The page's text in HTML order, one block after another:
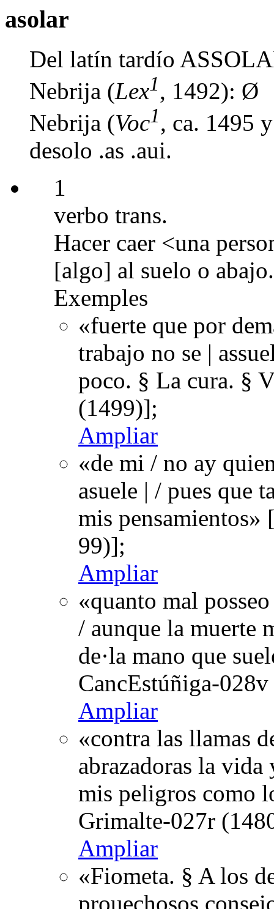
asolar
Del latín tardío
Nebrija (Lex1, 1492): Ø
Nebrija (Voc1, ca. 1495
desolo .as .aui.
1
verbo trans.
Hacer caer <una
[algo] al suelo o abajo.
Exemples
«fuerte que por
trabajo no se |
poco. § La cura. §
(1499)];
Ampliar
«de mi / no ay
asuele | / pues que
mis
99)];
Ampliar
«quanto mal
/ aunque la muerte
de·la mano que
CancEstúñiga-
Ampliar
«contra las llamas
abrazadoras la vida
mis peligros como
Grimalte-027r
Ampliar
«Fiometa. § A los
prouechosos